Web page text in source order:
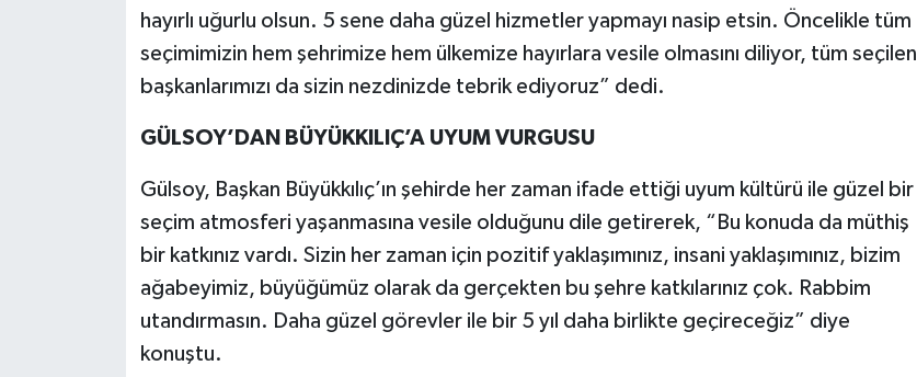
hayırlı uğurlu olsun. 5 sene daha güzel hizmetler yapmayı nasip etsin. Öncelikle tüm
seçimimizin hem şehrimize hem ülkemize hayırlara vesile olmasını diliyor, tüm seçilen
başkanlarımızı da sizin nezdinizde tebrik ediyoruz” dedi.
GÜLSOY’DAN BÜYÜKKILIÇ’A UYUM VURGUSU
Gülsoy, Başkan Büyükkılıç’ın şehirde her zaman ifade ettiği uyum kültürü ile güzel bir
seçim atmosferi yaşanmasına vesile olduğunu dile getirerek, “Bu konuda da müthiş
bir katkınız vardı. Sizin her zaman için pozitif yaklaşımınız, insani yaklaşımınız, bizim
ağabeyimiz, büyüğümüz olarak da gerçekten bu şehre katkılarınız çok. Rabbim
utandırmasın. Daha güzel görevler ile bir 5 yıl daha birlikte geçireceğiz” diye
konuştu.